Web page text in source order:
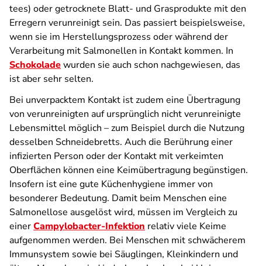
tees) oder getrocknete Blatt- und Grasprodukte mit den
Erregern verunreinigt sein. Das passiert beispielsweise,
wenn sie im Herstellungsprozess oder während der
Verarbeitung mit Salmonellen in Kontakt kommen. In
Schokoladewurden sie auch schon nachgewiesen, das
ist aber sehr selten.
Bei unverpacktem Kontakt ist zudem eine Übertragung
von verunreinigten auf ursprünglich nicht verunreinigte
Lebensmittel möglich – zum Beispiel durch die Nutzung
desselben Schneidebretts. Auch die Berührung einer
infizierten Person oder der Kontakt mit verkeimten
Oberflächen können eine Keimübertragung begünstigen.
Insofern ist eine gute Küchenhygiene immer von
besonderer Bedeutung. Damit beim Menschen eine
Salmonellose ausgelöst wird, müssen im Vergleich zu
einerCampylobacter-Infektion relativ viele Keime
aufgenommen werden. Bei Menschen mit schwächerem
Immunsystem sowie bei Säuglingen, Kleinkindern und